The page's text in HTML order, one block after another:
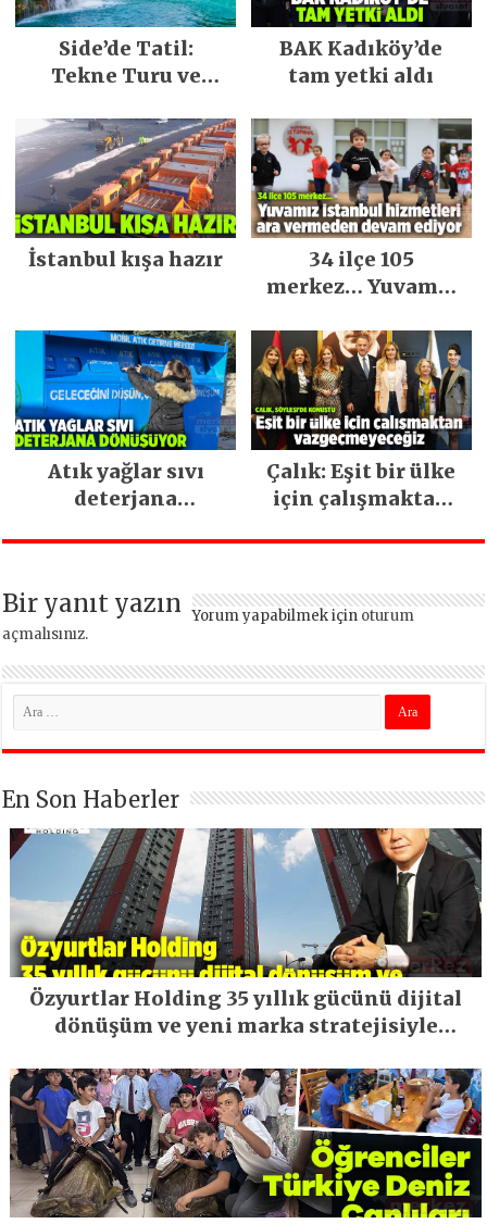
Side’de Tatil:
Tekne Turu ve
BAK Kadıköy’de
tam yetki aldı
İstanbul kışa hazır
34 ilçe 105
merkez… Yuvamız
ara vermeden
devam ediyor
Atık yağlar sıvı
deterjana
Çalık: Eşit bir ülke
için çalışmaktan
Bir yanıt yazın Yorum yapabilmek için oturum
açmalısınız.
En Son Haberler
Özyurtlar Holding 35 yıllık gücünü dijital
dönüşüm ve yeni marka stratejisiyle